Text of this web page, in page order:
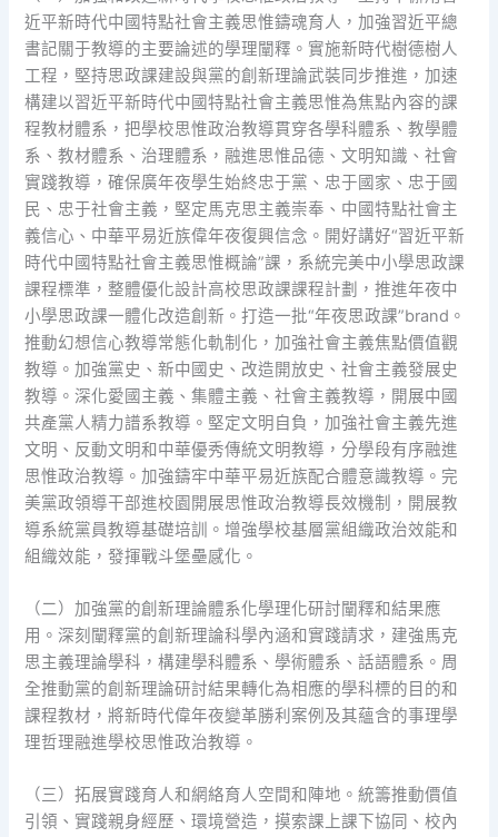
近平新時代中國特點社會主義思惟鑄魂育人，加強習近平總
書記關于教導的主要論述的學理闡釋。實施新時代樹德樹人
工程，堅持思政課建設與黨的創新理論武裝同步推進，加速
構建以習近平新時代中國特點社會主義思惟為焦點內容的課
程教材體系，把學校思惟政治教導貫穿各學科體系、教學體
系、教材體系、治理體系，融進思惟品德、文明知識、社會
實踐教導，確保廣年夜學生始終忠于黨、忠于國家、忠于國
民、忠于社會主義，堅定馬克思主義崇奉、中國特點社會主
義信心、中華平易近族偉年夜復興信念。開好講好“習近平新
時代中國特點社會主義思惟概論”課，系統完美中小學思政課
課程標準，整體優化設計高校思政課課程計劃，推進年夜中
小學思政課一體化改造創新。打造一批“年夜思政課”brand。
推動幻想信心教導常態化軌制化，加強社會主義焦點價值觀
教導。加強黨史、新中國史、改造開放史、社會主義發展史
教導。深化愛國主義、集體主義、社會主義教導，開展中國
共產黨人精力譜系教導。堅定文明自負，加強社會主義先進
文明、反動文明和中華優秀傳統文明教導，分學段有序融進
思惟政治教導。加強鑄牢中華平易近族配合體意識教導。完
美黨政領導干部進校園開展思惟政治教導長效機制，開展教
導系統黨員教導基礎培訓。增強學校基層黨組織政治效能和
組織效能，發揮戰斗堡壘感化。
（二）加強黨的創新理論體系化學理化研討闡釋和結果應
用。深刻闡釋黨的創新理論科學內涵和實踐請求，建強馬克
思主義理論學科，構建學科體系、學術體系、話語體系。周
全推動黨的創新理論研討結果轉化為相應的學科標的目的和
課程教材，將新時代偉年夜變革勝利案例及其蘊含的事理學
理哲理融進學校思惟政治教導。
（三）拓展實踐育人和網絡育人空間和陣地。統籌推動價值
引領、實踐親身經歷、環境營造，摸索課上課下協同、校內